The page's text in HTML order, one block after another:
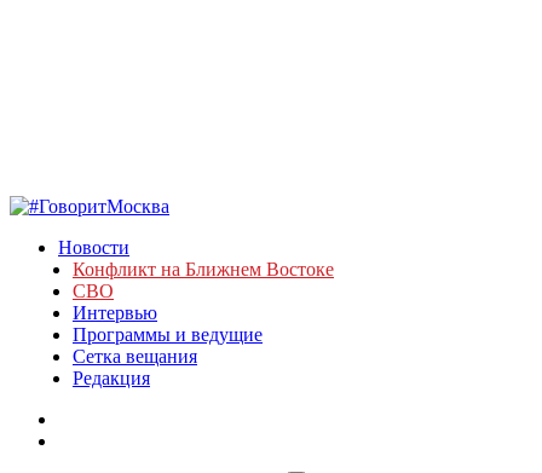
Новости
Конфликт на Ближнем Востоке
СВО
Интервью
Программы и ведущие
Сетка вещания
Редакция